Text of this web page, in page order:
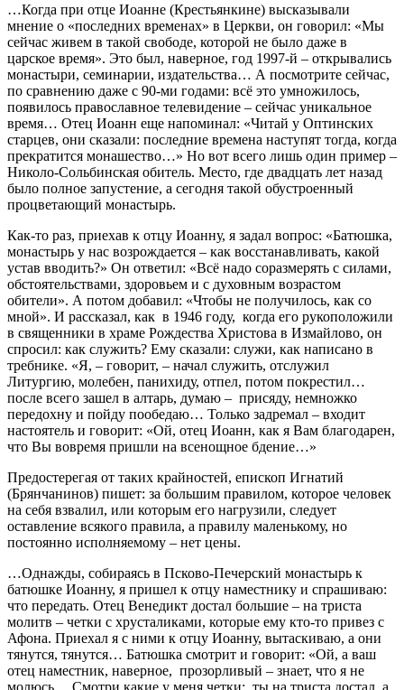
…Когда при отце Иоанне (Крестьянкине) высказывали
мнение о «последних временах» в Церкви, он говорил: «Мы
сейчас живем в такой свободе, которой не было даже в
царское время». Это был, наверное, год 1997-й – открывались
монастыри, семинарии, издательства… А посмотрите сейчас,
по сравнению даже с 90-ми годами: всё это умножилось,
появилось православное телевидение – сейчас уникальное
время… Отец Иоанн еще напоминал: «Читай у Оптинских
старцев, они сказали: последние времена наступят тогда, когда
прекратится монашество…» Но вот всего лишь один пример –
Николо-Сольбинская обитель. Место, где двадцать лет назад
было полное запустение, а сегодня такой обустроенный
процветающий монастырь.
Как-то раз, приехав к отцу Иоанну, я задал вопрос: «Батюшка,
монастырь у нас возрождается – как восстанавливать, какой
устав вводить?» Он ответил: «Всё надо соразмерять с силами,
обстоятельствами, здоровьем и с духовным возрастом
обители». А потом добавил: «Чтобы не получилось, как со
мной». И рассказал, как в 1946 году, когда его рукоположили
в священники в храме Рождества Христова в Измайлово, он
спросил: как служить? Ему сказали: служи, как написано в
требнике. «Я, – говорит, – начал служить, отслужил
Литургию, молебен, панихиду, отпел, потом покрестил…
после всего зашел в алтарь, думаю – присяду, немножко
передохну и пойду пообедаю… Только задремал – входит
настоятель и говорит: «Ой, отец Иоанн, как я Вам благодарен,
что Вы вовремя пришли на всенощное бдение…»
Предостерегая от таких крайностей, епископ Игнатий
(Брянчанинов) пишет: за большим правилом, которое человек
на себя взвалил, или которым его нагрузили, следует
оставление всякого правила, а правилу маленькому, но
постоянно исполняемому – нет цены.
…Однажды, собираясь в Псково-Печерский монастырь к
батюшке Иоанну, я пришел к отцу наместнику и спрашиваю:
что передать. Отец Венедикт достал большие – на триста
молитв – четки с хрусталиками, которые ему кто-то привез с
Афона. Приехал я с ними к отцу Иоанну, вытаскиваю, а они
тянутся, тянутся… Батюшка смотрит и говорит: «Ой, а ваш
отец наместник, наверное, прозорливый – знает, что я не
молюсь… Смотри какие у меня четки: ты на триста достал, а